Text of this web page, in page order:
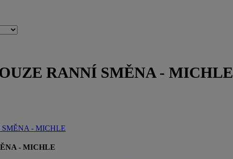
RANNÍ SMĚNA - MICHLE
- MICHLE
- MICHLE